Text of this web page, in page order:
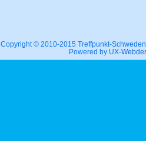
Copyright © 2010-2015 Treffpunkt-
Powered by UX-